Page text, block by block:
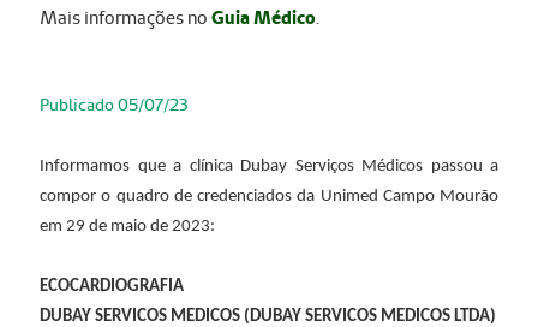
Mais informações no Guia Médico
Publicado 05/07/23
Informamos que a clínica Dubay Serviços Médicos passou a
compor o quadro de credenciados da Unimed Campo Mourão
em 29 de maio de 2023:
ECOCARDIOGRAFIA
DUBAY SERVICOS MEDICOS (DUBAY SERVICOS MEDICOS LTDA)